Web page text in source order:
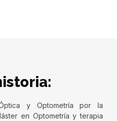
y Optometría por la
en Optometría y terapia